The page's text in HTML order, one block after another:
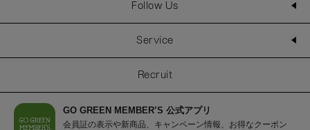
Follow Us
Service
Recruit
GO GREEN MEMBER’S 公式アプリ
会員証の表示や新商品、キャンペーン情報、お得なクーポン